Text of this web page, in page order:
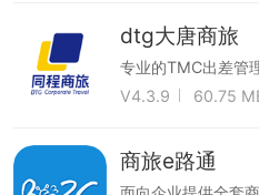
dtg大唐商旅
专业的TMC出差管
V4.3.9
60.75
商旅e路通